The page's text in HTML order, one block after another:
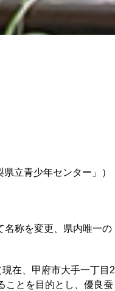
立青少年センター」）
名称を変更、県内唯一の
在、甲府市大手一丁目2
ことを目的とし、優良蚕